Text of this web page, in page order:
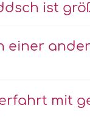
ist
einer
mit